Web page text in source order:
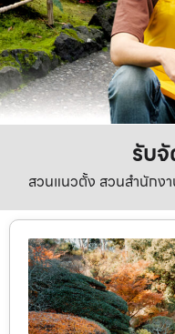
รับ
สวนแนวตั้ง สวนสำนักง